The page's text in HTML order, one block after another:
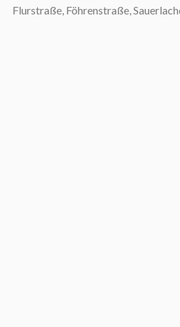
Flurstraße, Föhrenstraße,